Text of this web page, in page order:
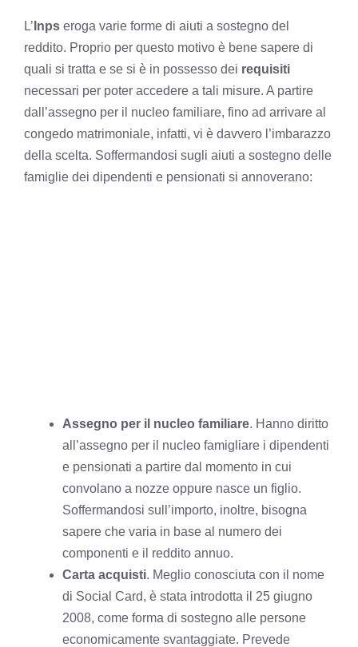
L’ Inps eroga varie forme di aiuti a sostegno del
reddito. Proprio per questo motivo è bene sapere di
quali si tratta e se si è in possesso dei requisiti
necessari per poter accedere a tali misure. A partire
dall’assegno per il nucleo familiare, fino ad arrivare al
congedo matrimoniale, infatti, vi è davvero l’imbarazzo
della scelta. Soffermandosi sugli aiuti a sostegno delle
famiglie dei dipendenti e pensionati si annoverano:
Assegno per il nucleo familiare. Hanno diritto
all’assegno per il nucleo famigliare i dipendenti
e pensionati a partire dal momento in cui
convolano a nozze oppure nasce un figlio.
Soffermandosi sull’importo, inoltre, bisogna
sapere che varia in base al numero dei
componenti e il reddito annuo.
Carta acquisti. Meglio conosciuta con il nome
di Social Card, è stata introdotta il 25 giugno
2008, come forma di sostegno alle persone
economicamente svantaggiate. Prevede